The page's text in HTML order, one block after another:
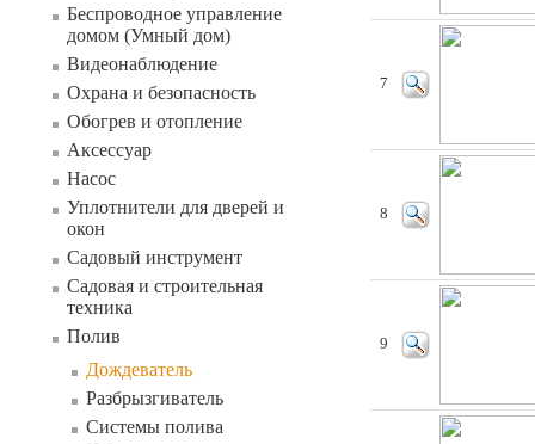
Беспроводное управление
домом (Умный дом)
Видеонаблюдение
Охрана и безопасность
Обогрев и отопление
Аксессуар
Насос
Уплотнители для дверей и
окон
Садовый инструмент
Садовая и строительная
техника
Полив
Дождеватель
Разбрызгиватель
Системы полива
7
8
9